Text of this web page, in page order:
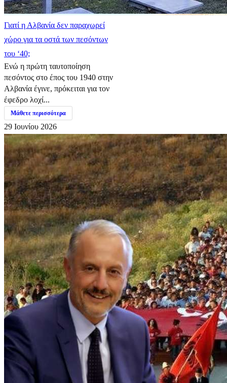
Γιατί η Αλβανία δεν παραχωρεί
χώρο για τα οστά των πεσόντων
του ‘40;
Ενώ η πρώτη ταυτοποίηση
πεσόντος στο έπος του 1940 στην
Αλβανία έγινε, πρόκειται για τον
έφεδρο λοχί...
Μάθετε περισσότερα
29 Ιουνίου 2026